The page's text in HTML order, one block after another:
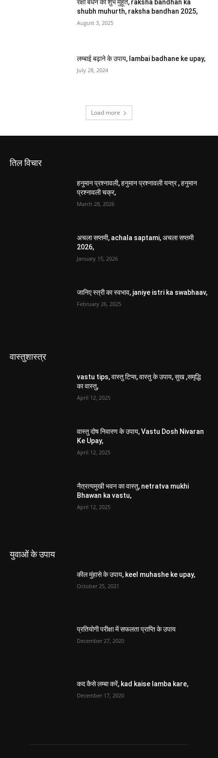
रक्षा बंधन का शुभ मुहूर्त, raksha bandhan ka
shubh muhurth, raksha bandhan 2025,
August 3, 2025
लम्बाई बढ़ाने के उपाय, lambai badhane ke upay,
July 28, 2024
Load more
तिल विचार
हनुमान प्रश्नावली, हनुमान प्रश्नावली यन्त्र , हनुमान
प्रश्नावली चक्र,
March 28, 2026
अचला सप्तमी, achala saptami, अचला सप्तमी
2026,
January 15, 2026
जानिए स्त्री का स्वभाव, janiye istri ka swabhaav,
February 26, 2025
वास्तुशास्त्र
vastu tips, वास्तु टिप्स, वास्तु के उपाय, सुख ,समृद्धि
का वास्तु,
April 12, 2025
वास्तु दोष निवारण के उपाय, Vastu Dosh Nivaran
Ke Upay,
April 12, 2025
नैत्रत्यमुखी भवन का वास्तु, netratva mukhi
Bhawan ka vastu,
April 12, 2025
युवाओं के उपाय
कील मुंहासे के उपाय, keel muhashe ke upay,
October 25, 2021
प्रतियोगी परीक्षा में सफलता प्राप्ति के उपाय
December 27, 2020
कद कैसे लम्बा करें, kad kaise lamba kare,
December 17, 2020